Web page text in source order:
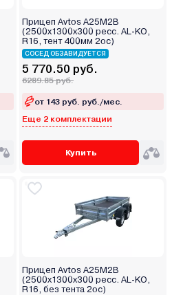
Прицеп Avtos А25М2В
(2500х1300х300 ресс. AL-KO,
R16, тент 400мм 2ос)
СОСЕД ОБЗАВИДУЕТСЯ
5 770.50 руб.
6289.85 руб.
от 143 руб. руб./мес.
Еще 2 комплектации
Купить
Прицеп Avtos А25М2В
(2500х1300х300 ресс. AL-KO,
R16, без тента 2ос)